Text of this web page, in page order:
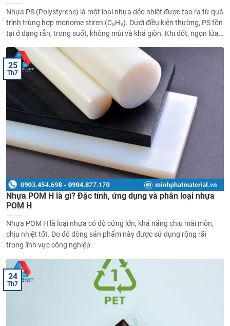
Nhựa PS (Polystyrene) là một loại nhựa dẻo nhiệt được tạo ra từ quá
trình trùng hợp monome stiren (C₈H₈). Dưới điều kiện thường, PS tồn
tại ở dạng rắn, trong suốt, không mùi và khá giòn. Khi đốt, ngọn lửa
25
Th7
Nhựa POM H là gì? Đặc tính, ứng dụng và phân loại nhựa
POM H
Nhựa POM H là loại nhựa có độ cứng lớn, khả năng chịu mài mòn,
chịu nhiệt tốt. Do đó dòng sản phẩm này được sử dụng rộng rãi
trong lĩnh vực công nghiệp.
24
Th7